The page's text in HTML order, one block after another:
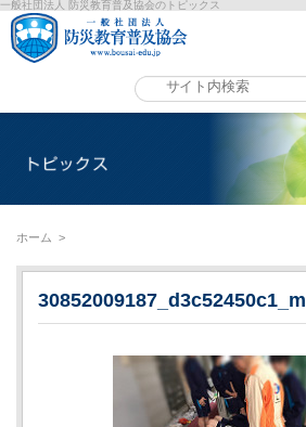
一般社団法人 防災教育普及協会のトピックス
ホーム >
30852009187_d3c52450c1_m